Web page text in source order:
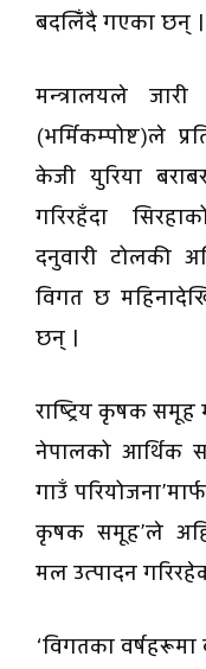
बदलिँदै गएका छन् ।
मन्त्रालयले
(भर्मिकम्पोष्ट)ले
केजी युरिया
गरिरहँदा
दनुवारी टोलकी
विगत छ
छन् ।
राष्ट्रिय कृषक
नेपालको आर्थिक
गाउँ
कृषक समूह’ले
मल उत्पादन
‘विगतका वर्षहरूमा